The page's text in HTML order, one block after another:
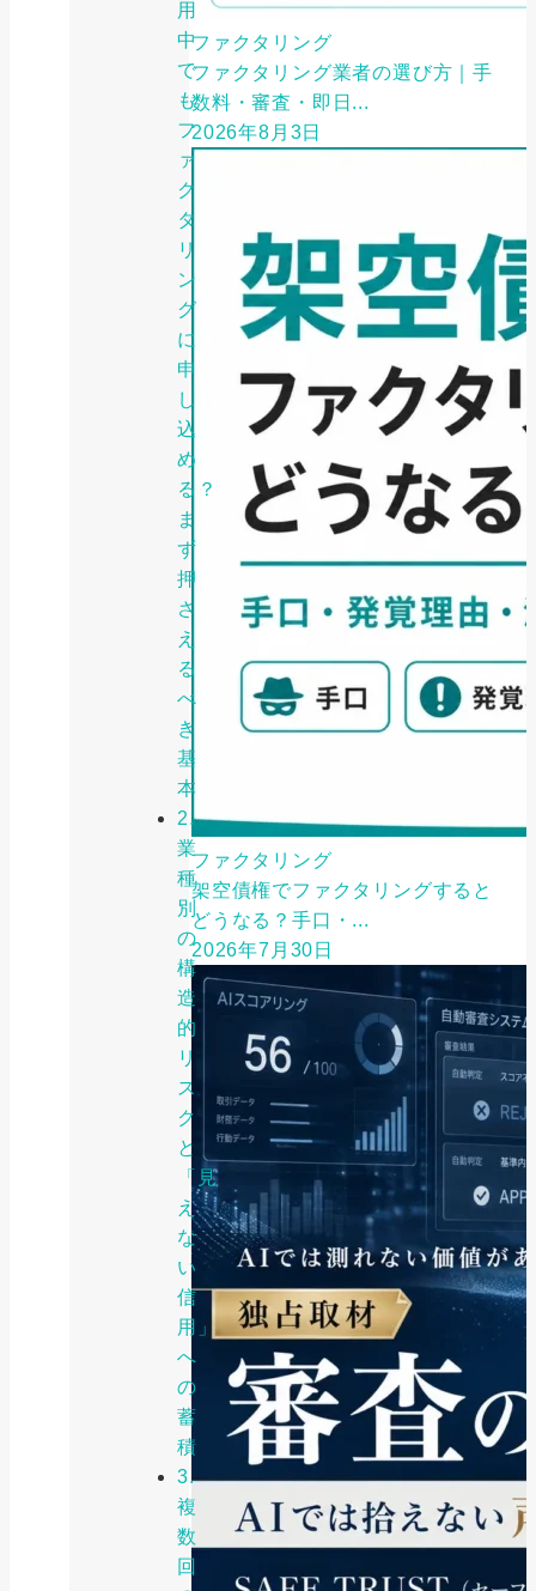
用
中
で
も
フ
ァ
ク
タ
リ
ン
グ
に
申
し
込
め
る？
ま
ず
押
さ
え
る
べ
き
基
本
2.
業
種
別
の
構
造
的
リ
ス
ク
と
「見
え
な
い
信
用」
へ
の
蓄
積
3.
複
数
回
ファクタリング
ファクタリング業者の選び方｜手
数料・審査・即日...
2026年8月3日
ファクタリング
架空債権でファクタリングすると
どうなる？手口・...
2026年7月30日